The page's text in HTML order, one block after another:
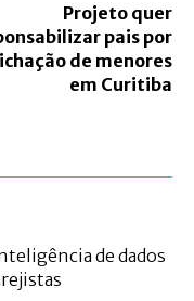
Projeto quer
pais por
de menores
em Curitiba
de dados